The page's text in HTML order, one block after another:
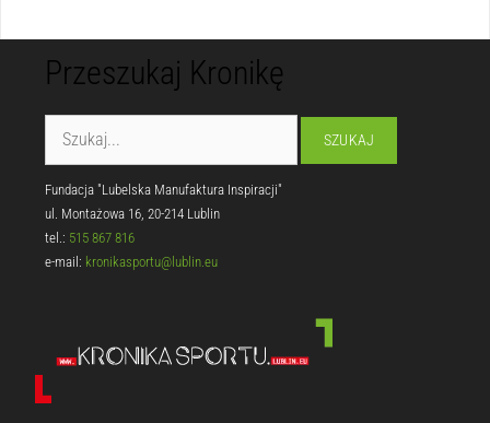
Przeszukaj Kronikę
Fundacja "Lubelska Manufaktura Inspiracji"
ul. Montażowa 16, 20-214 Lublin
tel.: 515 867 816
e-mail: kronikasportu@lublin.eu